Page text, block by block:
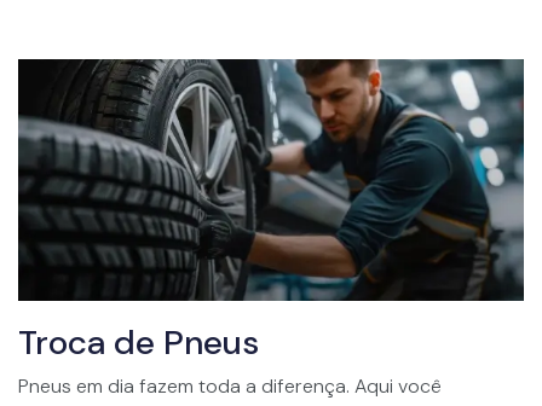
Troca de Pneus
Pneus em dia fazem toda a diferença. Aqui você